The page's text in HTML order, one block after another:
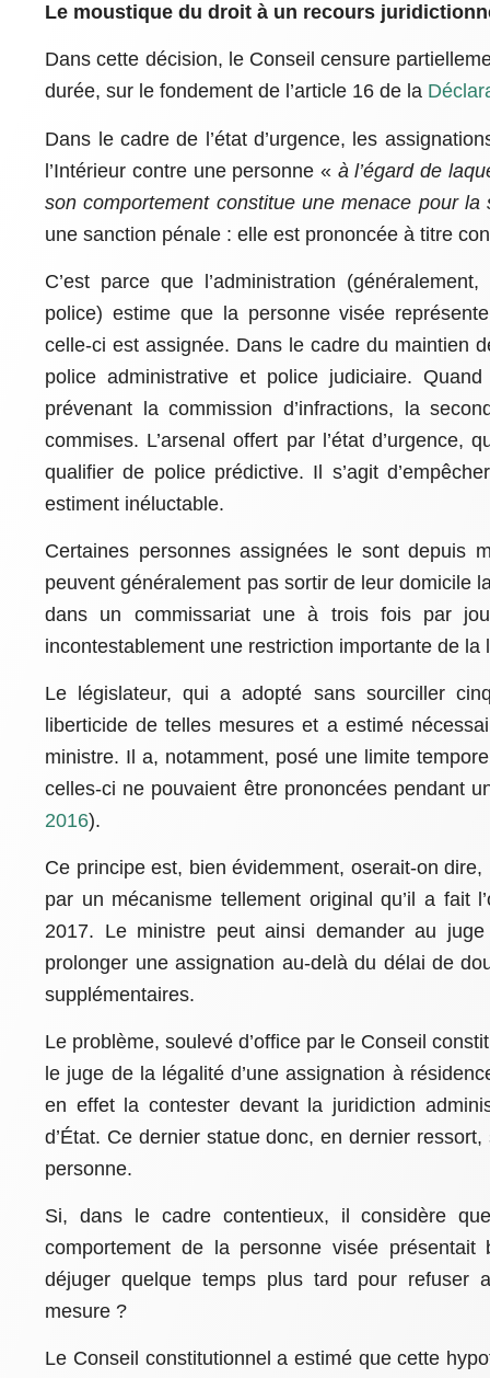
Le moustique du droit à un recours
Dans cette décision, le Conseil censure
durée, sur le fondement de l’article 16 de la
Dans le cadre de l’état d’urgence, les
l’Intérieur contre une personne « à l’égard de
son comportement constitue une menace pour la
une sanction pénale : elle est prononcée à titre
C’est parce que l’administration
police) estime que la personne visée
celle-ci est assignée. Dans le cadre du maintien
police administrative et police judiciaire.
prévenant la commission d’infractions, la
commises. L’arsenal offert par l’état d’urgence,
qualifier de police prédictive. Il s’agit
estiment inéluctable.
Certaines personnes assignées le sont depuis
peuvent généralement pas sortir de leur domicile
dans un commissariat une à trois fois par
incontestablement une restriction importante de
Le législateur, qui a adopté sans sourciller
liberticide de telles mesures et a estimé
ministre. Il a, notamment, posé une limite
celles-ci ne pouvaient être prononcées pendant
2016).
Ce principe est, bien évidemment, oserait-on
par un mécanisme tellement original qu’il a fait
2017. Le ministre peut ainsi demander au
prolonger une assignation au-delà du délai de
supplémentaires.
Le problème, soulevé d’office par le Conseil
le juge de la légalité d’une assignation à
en effet la contester devant la juridiction
d’État. Ce dernier statue donc, en dernier
personne.
Si, dans le cadre contentieux, il considère
comportement de la personne visée
déjuger quelque temps plus tard pour refuser
mesure ?
Le Conseil constitutionnel a estimé que cette